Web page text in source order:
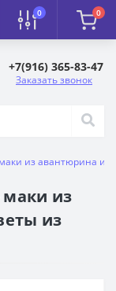
0 0
+7(916) 365-83-47
Заказать звонок
из авантюрина и
маки из
из